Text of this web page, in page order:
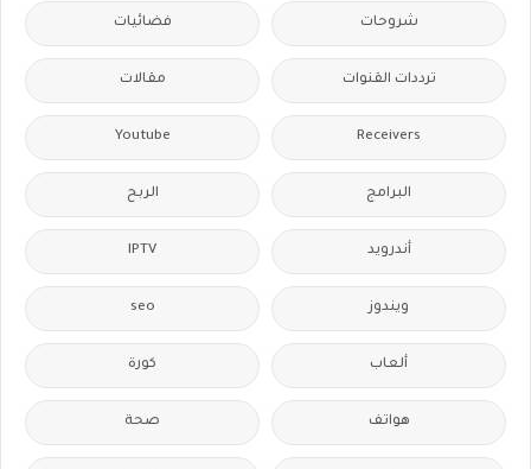
شروحات فضائيات
ترددات القنوات مقالات
Receivers
Youtube
البرامج الربح
أندرويد IPTV
ويندوز seo
ألعاب كورة
هواتف صحة